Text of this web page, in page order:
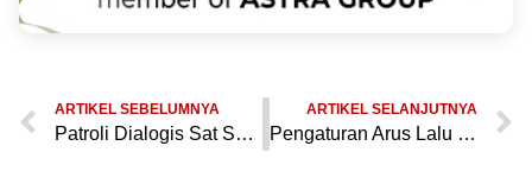
ARTIKEL SEBELUMNYA
Patroli Dialogis Sat Samapta Polres Pandeglang di Pemandian Air Panas Cisolong, Jaga Situasi Kondusif
ARTIKEL SELANJUTNYA
Pengaturan Arus Lalu Lintas, Sat Samapta Polres Pandeglang Tertibkan Angkutan Umum di Kadubanen